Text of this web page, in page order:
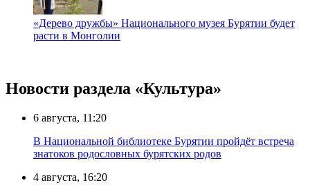
«Дерево дружбы» Национального музея Бурятии будет
расти в Монголии
Новости раздела «Культура»
6 августа, 11:20
В Национальной библиотеке Бурятии пройдёт встреча
знатоков родословных бурятских родов
4 августа, 16:20